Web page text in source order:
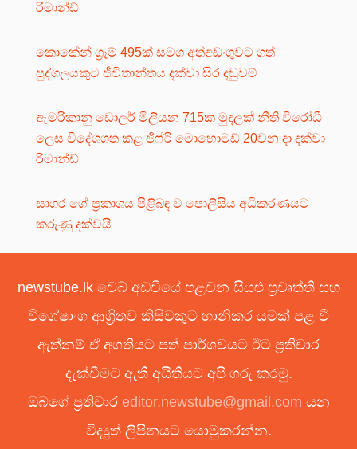
රිමාන්ඩ්
කොකේන් ග්‍රෑම් 495ක් සමග අත්අඩංගුවට ගත්
පුද්ගලයකුට ජීවිතාන්තය දක්වා සිර දඬුවම්
ඇමරිකානු ඩොලර් මිලියන 715ක මුදලක් නීති විරෝධී
ලෙස විදේශගත කළ ජිෆ්රි මොහොමඩ් 20වන දා දක්වා
රිමාන්ඩ්
සාගර ගේ ප්‍රකාශය පිළිබඳ ව පොලිසිය අධිකරණයට
කරුණු දක්වයි
newstube.lk වෙබ් අඩවියේ පළවන සියළු ප්‍රවෘත්ති සහ
විශේෂාංග ආශ්‍රිතව කිසිවකුට හානිකර යමක් පළ වී
ඇත්නම් ඒ අගතියට පත් පාර්ශවයට ඊට ප්‍රතිචාර
දැක්වීමට ඇති අයිතියට අපි ගරු කරමු.
ඔබගේ ප්‍රතිචාර editor.newstube@gmail.com යන
විද්‍යුත් ලිපිනයට යොමුකරන්න.